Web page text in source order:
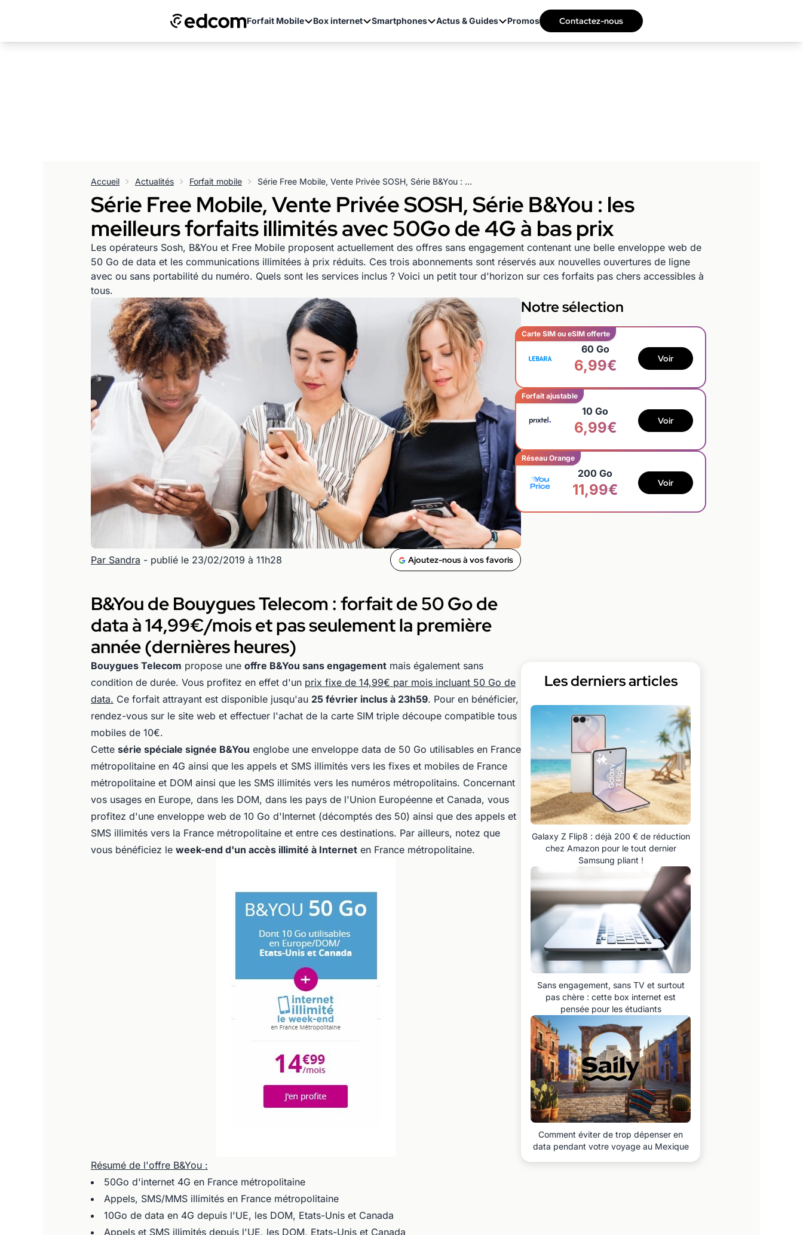
Forfait Mobile Box internet Smartphones Actus & Guides Promos Contactez-nous
Accueil Actualités Forfait mobile Série Free Mobile, Vente Privée SOSH, Série B&You : les meilleurs forfaits illimités avec 50Go de 4G à bas prix
Série Free Mobile, Vente Privée SOSH, Série B&You : les
meilleurs forfaits illimités avec 50Go de 4G à bas prix
Les opérateurs Sosh, B&You et Free Mobile proposent actuellement des offres sans engagement contenant une belle enveloppe web de
50 Go de data et les communications illimitées à prix réduits. Ces trois abonnements sont réservés aux nouvelles ouvertures de ligne
avec ou sans portabilité du numéro. Quels sont les services inclus ? Voici un petit tour d'horizon sur ces forfaits pas chers accessibles à
tous.
Par Sandra - publié le 23/02/2019 à 11h28 Ajoutez-nous à vos favoris
B&You de Bouygues Telecom : forfait de 50 Go de
data à 14,99€/mois et pas seulement la première
année (dernières heures)
Bouygues Telecom propose une offre B&You sans engagement mais également sans
condition de durée. Vous profitez en effet d'un prix fixe de 14,99€ par mois incluant 50 Go de
data. Ce forfait attrayant est disponible jusqu'au 25 février inclus à 23h59. Pour en bénéficier,
rendez-vous sur le site web et effectuer l'achat de la carte SIM triple découpe compatible tous
mobiles de 10€.
Cette série spéciale signée B&You englobe une enveloppe data de 50 Go utilisables en France
métropolitaine en 4G ainsi que les appels et SMS illimités vers les fixes et mobiles de France
métropolitaine et DOM ainsi que les SMS illimités vers les numéros métropolitains. Concernant
vos usages en Europe, dans les DOM, dans les pays de l'Union Européenne et Canada, vous
profitez d'une enveloppe web de 10 Go d'Internet (décomptés des 50) ainsi que des appels et
SMS illimités vers la France métropolitaine et entre ces destinations. Par ailleurs, notez que
vous bénéficiez le week-end d'un accès illimité à Internet en France métropolitaine.
Résumé de l'offre B&You :
50Go d'internet 4G en France métropolitaine
Appels, SMS/MMS illimités en France métropolitaine
10Go de data en 4G depuis l'UE, les DOM, Etats-Unis et Canada
Appels et SMS illimités depuis l'UE, les DOM, Etats-Unis et Canada
Notre sélection
Carte SIM ou eSIM offerte
60 Go
6,99€ Voir
Forfait ajustable
10 Go
6,99€ Voir
Réseau Orange
200 Go
11,99€ Voir
Les derniers articles
Galaxy Z Flip8 : déjà 200 € de réduction
chez Amazon pour le tout dernier
Samsung pliant !
Sans engagement, sans TV et surtout
pas chère : cette box internet est
pensée pour les étudiants
Comment éviter de trop dépenser en
data pendant votre voyage au Mexique